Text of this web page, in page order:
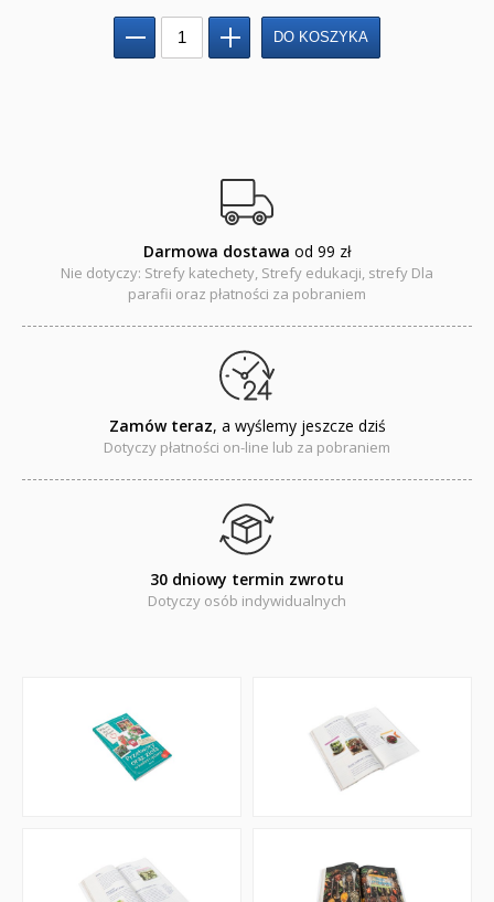
Albumy pamiątkowe
Encyklopedie, leksykony
Edukacja przyrodnicza - Życie bez granic
Książki religijne dla dzieci
PROMOCJA ZESTAWY STARTOWE KAKADU
PORADNIKI
Darmowa dostawa od 99 zł
Nie dotyczy: Strefy katechety, Strefy edukacji, strefy Dla
parafii oraz płatności za pobraniem
Zamów teraz, a wyślemy jeszcze dziś
Dotyczy płatności on-line lub za pobraniem
30 dniowy termin zwrotu
Dotyczy osób indywidualnych